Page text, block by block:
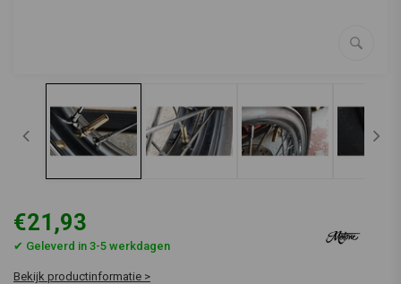
€21,93
✔ Geleverd in 3-5 werkdagen
Bekijk productinformatie >